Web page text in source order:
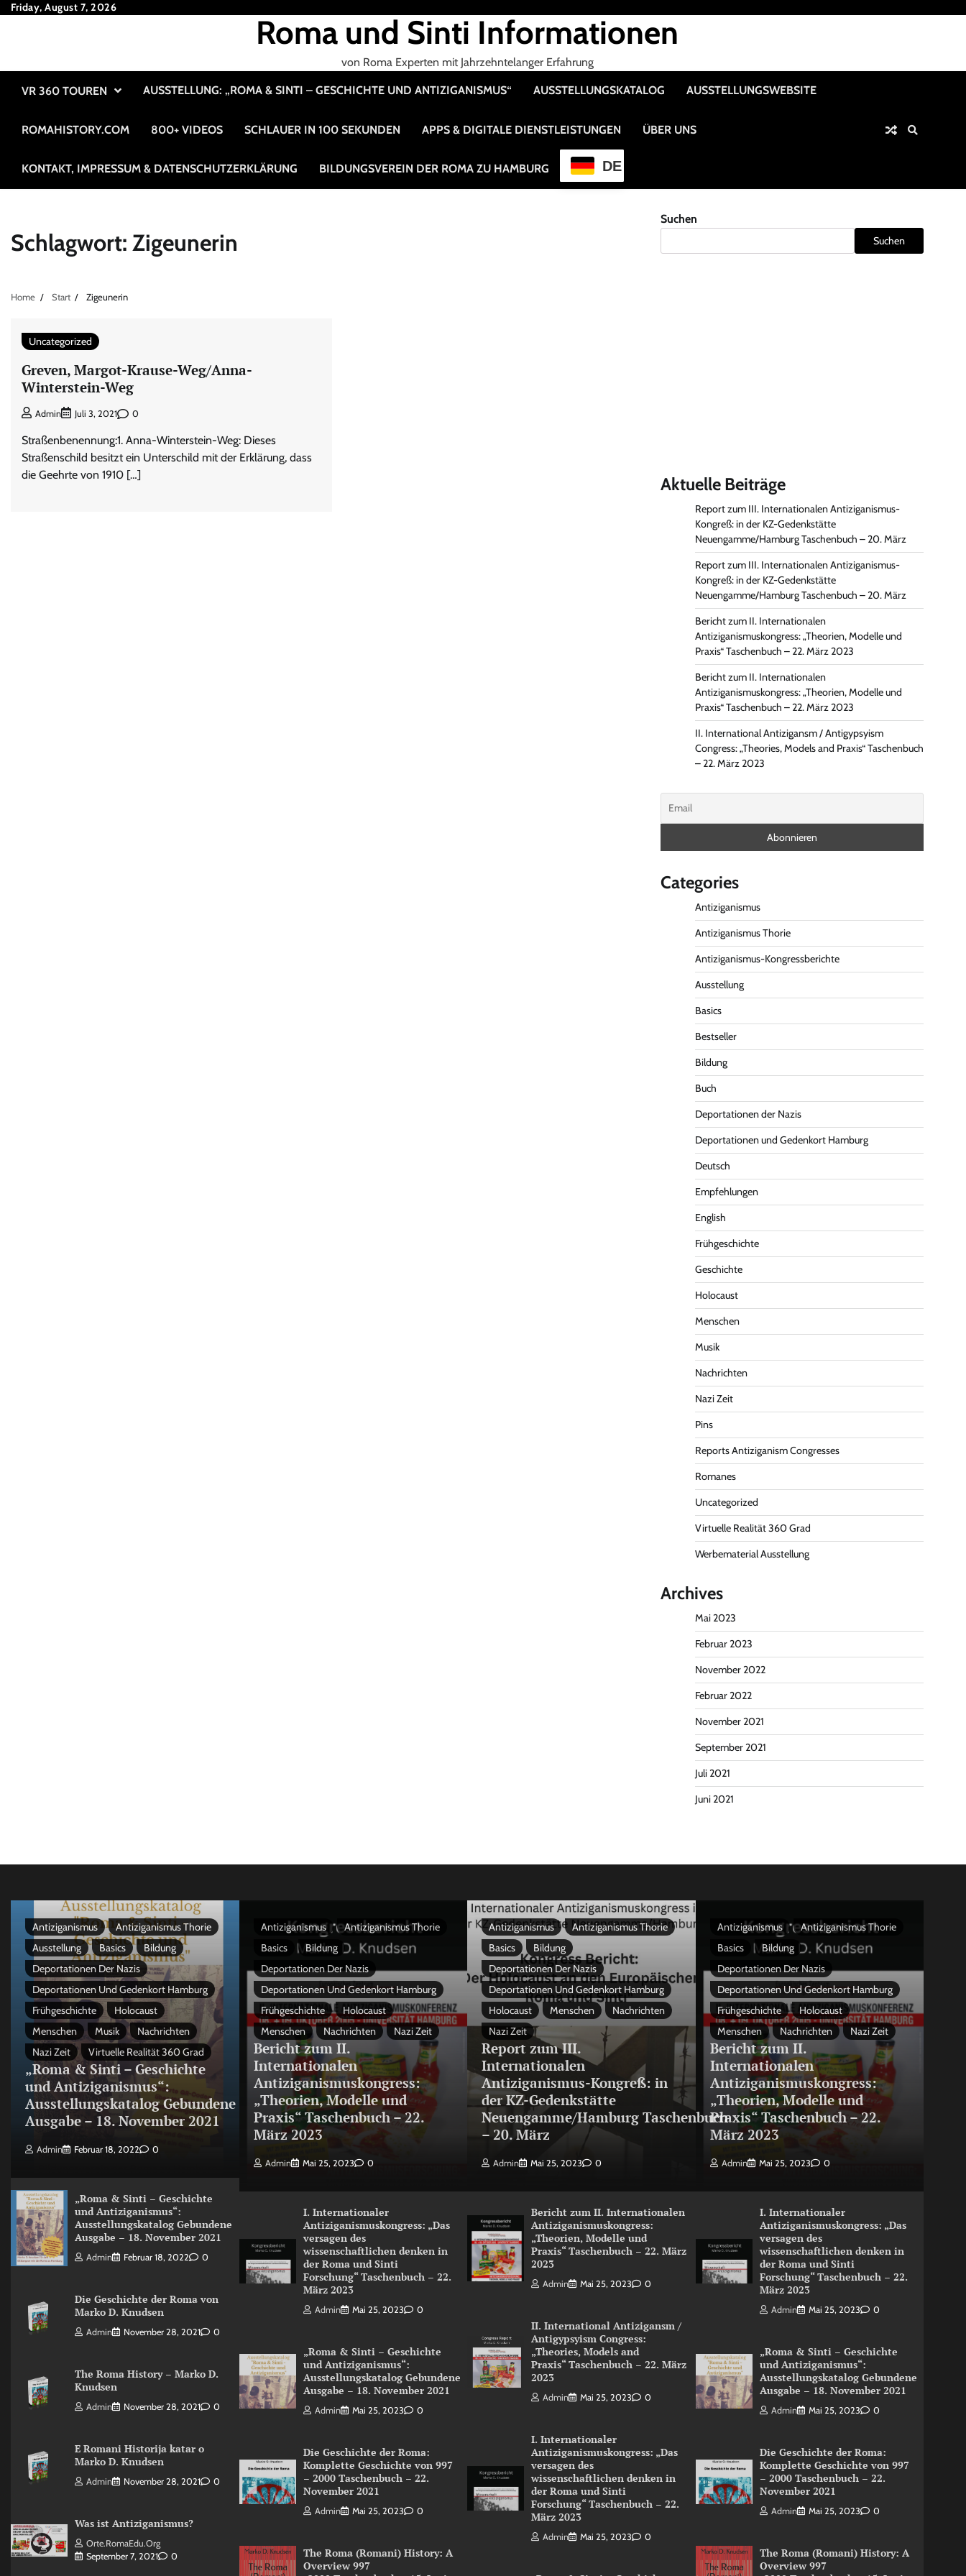
SkipFriday, August 7, 2026
Roma und Sinti Informationen
von Roma Experten mit Jahrzehntelanger Erfahrung
VR 360 TOUREN AUSSTELLUNG: „ROMA & SINTI – GESCHICHTE UND ANTIZIGANISMUS“ AUSSTELLUNGSKATALOG AUSSTELLUNGSWEBSITE
ROMAHISTORY.COM 800+ VIDEOS SCHLAUER IN 100 SEKUNDEN APPS & DIGITALE DIENSTLEISTUNGEN ÜBER UNS
KONTAKT, IMPRESSUM & DATENSCHUTZERKLÄRUNG BILDUNGSVEREIN DER ROMA ZU HAMBURG DE
Schlagwort: Zigeunerin
Home Start Zigeunerin
Uncategorized
Greven, Margot-Krause-Weg/Anna-
Winterstein-Weg
Admin Juli 3, 2021 0
Straßenbenennung:1. Anna-Winterstein-Weg: Dieses
Straßenschild besitzt ein Unterschild mit der Erklärung, dass
die Geehrte von 1910 […]
Suchen
Suchen
Aktuelle Beiträge
Report zum III. Internationalen Antiziganismus-
Kongreß: in der KZ-Gedenkstätte
Neuengamme/Hamburg Taschenbuch – 20. März
Report zum III. Internationalen Antiziganismus-
Kongreß: in der KZ-Gedenkstätte
Neuengamme/Hamburg Taschenbuch – 20. März
Bericht zum II. Internationalen
Antiziganismuskongress: „Theorien, Modelle und
Praxis“ Taschenbuch – 22. März 2023
Bericht zum II. Internationalen
Antiziganismuskongress: „Theorien, Modelle und
Praxis“ Taschenbuch – 22. März 2023
II. International Antizigansm / Antigypsyism
Congress: „Theories, Models and Praxis“ Taschenbuch
– 22. März 2023
Categories
Antiziganismus
Antiziganismus Thorie
Antiziganismus-Kongressberichte
Ausstellung
Basics
Bestseller
Bildung
Buch
Deportationen der Nazis
Deportationen und Gedenkort Hamburg
Deutsch
Empfehlungen
English
Frühgeschichte
Geschichte
Holocaust
Menschen
Musik
Nachrichten
Nazi Zeit
Pins
Reports Antiziganism Congresses
Romanes
Uncategorized
Virtuelle Realität 360 Grad
Werbematerial Ausstellung
Archives
Mai 2023
Februar 2023
November 2022
Februar 2022
November 2021
September 2021
Juli 2021
Juni 2021
Antiziganismus
Antiziganismus Thorie
Ausstellung
Basics
Bildung
Deportationen Der Nazis
Deportationen Und Gedenkort Hamburg
Frühgeschichte
Holocaust
Menschen
Musik
Nachrichten
Nazi Zeit
Virtuelle Realität 360 Grad
„Roma & Sinti – Geschichte
und Antiziganismus“:
Ausstellungskatalog Gebundene
Ausgabe – 18. November 2021
Admin Februar 18, 2022 0
„Roma & Sinti – Geschichte
und Antiziganismus“:
Ausstellungskatalog Gebundene
Ausgabe – 18. November 2021
Admin Februar 18, 2022 0
Die Geschichte der Roma von
Marko D. Knudsen
Admin November 28, 2021 0
The Roma History – Marko D.
Knudsen
Admin November 28, 2021 0
E Romani Historija katar o
Marko D. Knudsen
Admin November 28, 2021 0
Was ist Antiziganismus?
Orte.RomaEdu.org
September 7, 2021
0
Antiziganismus
Antiziganismus Thorie
Basics
Bildung
Deportationen Der Nazis
Deportationen Und Gedenkort Hamburg
Frühgeschichte
Holocaust
Menschen
Nachrichten Nazi Zeit
Bericht zum II.
Internationalen
Antiziganismuskongress:
„Theorien, Modelle und
Praxis“ Taschenbuch – 22.
März 2023
Admin Mai 25, 2023 0
I. Internationaler
Antiziganismuskongress: „Das
versagen des
wissenschaftlichen denken in
der Roma und Sinti
Forschung“ Taschenbuch – 22.
März 2023
Admin Mai 25, 2023 0
„Roma & Sinti – Geschichte
und Antiziganismus“:
Ausstellungskatalog Gebundene
Ausgabe – 18. November 2021
Admin Mai 25, 2023 0
Die Geschichte der Roma:
Komplette Geschichte von 997
– 2000 Taschenbuch – 22.
November 2021
Admin Mai 25, 2023 0
The Roma (Romani) History: A
Overview 997
Antiziganismus
Antiziganismus Thorie
Basics
Bildung
Deportationen Der Nazis
Deportationen Und Gedenkort Hamburg
Holocaust
Menschen
Nachrichten
Nazi Zeit
Report zum III.
Internationalen
Antiziganismus-Kongreß: in
der KZ-Gedenkstätte
Neuengamme/Hamburg Taschenbuch
– 20. März
Admin Mai 25, 2023 0
Bericht zum II. Internationalen
Antiziganismuskongress:
„Theorien, Modelle und
Praxis“ Taschenbuch – 22. März
2023
Admin Mai 25, 2023 0
II. International Antizigansm /
Antigypsyism Congress:
„Theories, Models and
Praxis“ Taschenbuch – 22. März
2023
Admin Mai 25, 2023 0
I. Internationaler
Antiziganismuskongress: „Das
versagen des
wissenschaftlichen denken in
der Roma und Sinti
Forschung“ Taschenbuch – 22.
März 2023
Admin Mai 25, 2023 0
Antiziganismus
Antiziganismus Thorie
Basics
Bildung
Deportationen Der Nazis
Deportationen Und Gedenkort Hamburg
Frühgeschichte
Holocaust
Menschen
Nachrichten Nazi Zeit
Bericht zum II.
Internationalen
Antiziganismuskongress:
„Theorien, Modelle und
Praxis“ Taschenbuch – 22.
März 2023
Admin Mai 25, 2023 0
I. Internationaler
Antiziganismuskongress: „Das
versagen des
wissenschaftlichen denken in
der Roma und Sinti
Forschung“ Taschenbuch – 22.
März 2023
Admin Mai 25, 2023 0
„Roma & Sinti – Geschichte
und Antiziganismus“:
Ausstellungskatalog Gebundene
Ausgabe – 18. November 2021
Admin Mai 25, 2023 0
Die Geschichte der Roma:
Komplette Geschichte von 997
– 2000 Taschenbuch – 22.
November 2021
Admin Mai 25, 2023 0
The Roma (Romani) History: A
Overview 997